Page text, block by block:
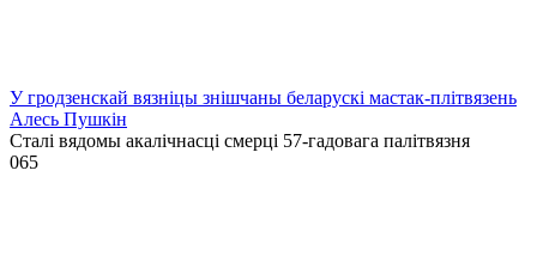
У гродзенскай вязніцы знішчаны беларускі мастак-плітвязень
Алесь Пушкін
Сталі вядомы акалічнасці смерці 57-гадовага палітвязня
065